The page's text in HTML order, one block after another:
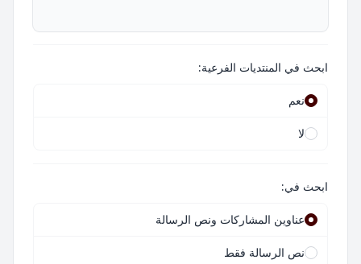
ابحث في المنتديات الفرعية:
نعم
لا
ابحث في:
عناوين المشاركات ونص الرسالة
نص الرسالة فقط